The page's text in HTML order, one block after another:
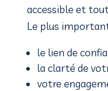
accessible et
Le plus
le lien de
la clarté de
votre